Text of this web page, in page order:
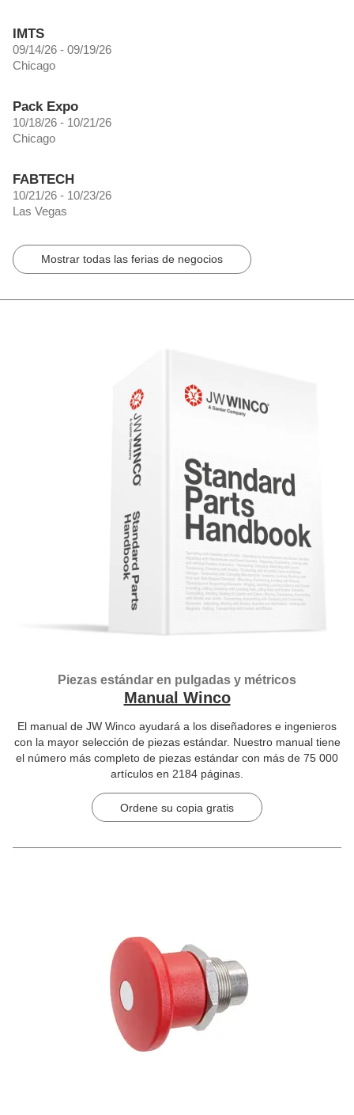
IMTS
09/14/26 - 09/19/26
Chicago
Pack Expo
10/18/26 - 10/21/26
Chicago
FABTECH
10/21/26 - 10/23/26
Las Vegas
Mostrar todas las ferias de negocios
Piezas estándar en pulgadas y métricos
Manual Winco
El manual de JW Winco ayudará a los diseñadores e ingenieros
con la mayor selección de piezas estándar. Nuestro manual tiene
el número más completo de piezas estándar con más de 75 000
artículos en 2184 páginas.
Ordene su copia gratis